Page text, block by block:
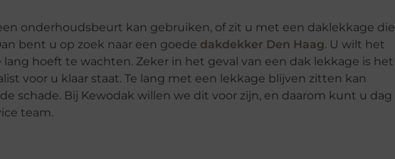
onderhoudsbeurt kan gebruiken, of zit u met een daklekkage die
bent u op zoek naar een goede dakdekker Den Haag. U wilt het
hoeft te wachten. Zeker in het geval van een dak lekkage is het
voor u klaar staat. Te lang met een lekkage blijven zitten kan
schade. Bij Kewodak willen we dit voor zijn, en daarom kunt u dag
team.